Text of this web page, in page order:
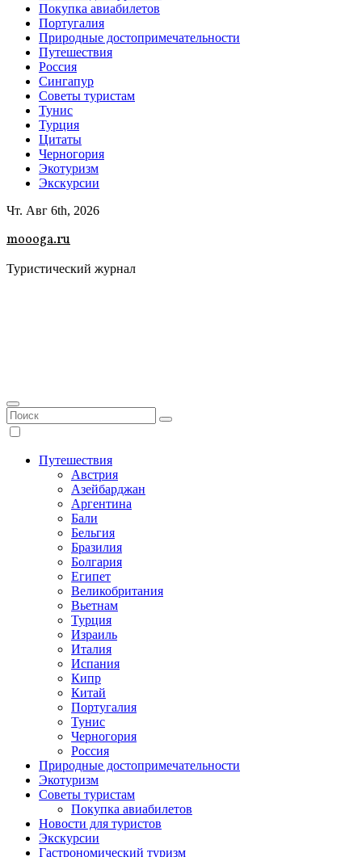
Покупка авиабилетов
Португалия
Природные достопримечательности
Путешествия
Россия
Сингапур
Советы туристам
Тунис
Турция
Цитаты
Черногория
Экотуризм
Экскурсии
Чт. Авг 6th, 2026
moooga.ru
Туристический журнал
Путешествия
Австрия
Азейбарджан
Аргентина
Бали
Бельгия
Бразилия
Болгария
Египет
Великобритания
Вьетнам
Турция
Израиль
Италия
Испания
Кипр
Китай
Португалия
Тунис
Черногория
Россия
Природные достопримечательности
Экотуризм
Советы туристам
Покупка авиабилетов
Новости для туристов
Экскурсии
Гастрономический туризм